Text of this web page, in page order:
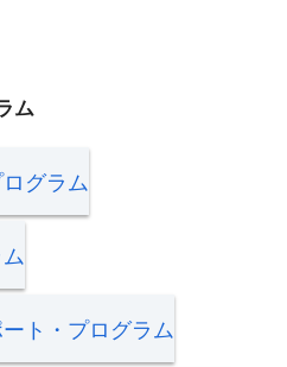
ム
グラム
ト・プログラム